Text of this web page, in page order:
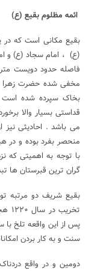
ائمه مظلوم بقیع (ع)
بقیع مکانی است که
(ع) ، امام سجاد (ع) و
فاصله حدود دویست
مخفی شده حضرت زهرا
بخاک سپرده شده است
قداستی بسیار والا
می باشد . احادیثی
منحصر بفرد بوده و در
با توجه به اهمیتی که
گران ترین قبرستان ها
بقیع شریف دو مرتبه
پس از این واقعه‌ تلخ با
سنت و به‌ کار بردن
دومین و در واقع